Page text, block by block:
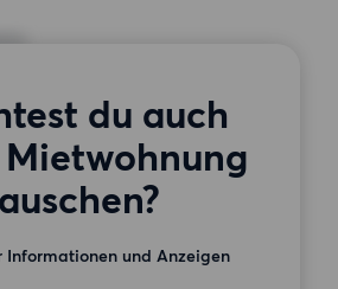
du auch
Informationen und Anzeigen